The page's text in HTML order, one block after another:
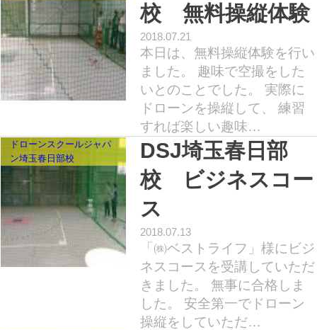
校 無料操縦体験
2018.07.21
本日は、無料操縦体験を行い
ました。 趣味で空撮をした
いとのことでした。 実際に
ドローンを操縦して、 練習
すれば楽しい趣味…
ドローンスクールジャパ
ン埼玉春日部校
DSJ埼玉春日部
校 ビジネスコー
ス
2018.07.13
「㈱ベストライフ」様にビジ
ネスコースを受講していただ
きました。 無事に合格しま
した。 安全第一でドローン
操縦をしていただ…